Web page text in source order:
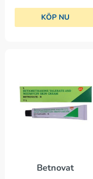
KÖP NU
Betnovat